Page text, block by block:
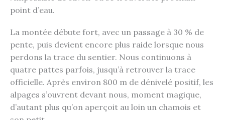
point d’eau.
La montée débute fort, avec un passage à 30 % de
pente, puis devient encore plus raide lorsque nous
perdons la trace du sentier. Nous continuons à
quatre pattes parfois, jusqu’à retrouver la trace
officielle. Après environ 800 m de dénivelé positif, les
alpages s’ouvrent devant nous, moment magique,
d’autant plus qu’on aperçoit au loin un chamois et